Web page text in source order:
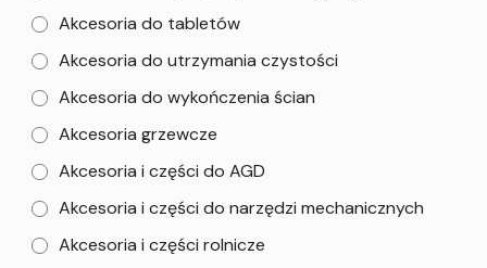
Akcesoria do tabletów
Akcesoria do utrzymania czystości
Akcesoria do wykończenia ścian
Akcesoria grzewcze
Akcesoria i części do AGD
Akcesoria i części do narzędzi mechanicznych
Akcesoria i części rolnicze